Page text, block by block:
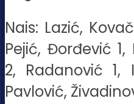
Nais: Lazić,
Pejić, Đorđević
2, Radanović 1,
Pavlović,